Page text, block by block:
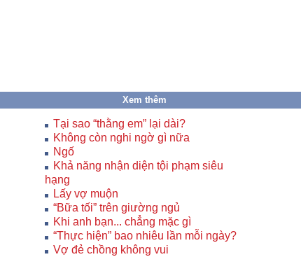
Xem thêm
Tại sao “thằng em” lại dài?
Không còn nghi ngờ gì nữa
Ngố
Khả năng nhận diện tội phạm siêu
hạng
Lấy vợ muộn
“Bữa tối” trên giường ngủ
Khi anh bạn... chẳng mặc gì
“Thực hiện” bao nhiêu lần mỗi ngày?
Vợ đẻ chồng không vui